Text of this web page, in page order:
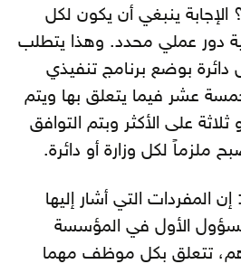
ينبغي أن يكون لكل
دور عملي محدد. وهذا يتطلب
دائرة بوضع برنامج تنفيذي
عشر فيما يتعلق بها ويتم
على الأكثر وبتم التوافق
ملزماً لكل وزارة أو دائرة.
المفردات التي أشار إليها
الأول في المؤسسة
تتعلق بكل موظف مهما